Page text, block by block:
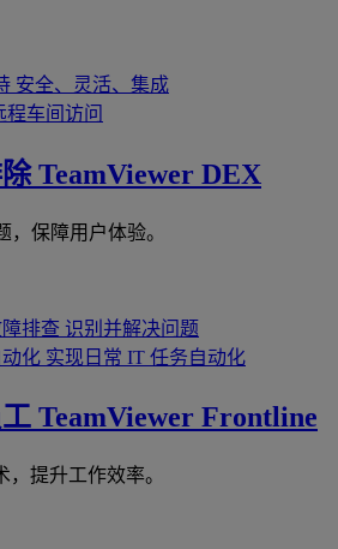
安全、灵活、集成
程车间访问
TeamViewer DEX
，保障用户体验。
排查 识别并解决问题
化 实现日常 IT 任务自动化
TeamViewer Frontline
提升工作效率。